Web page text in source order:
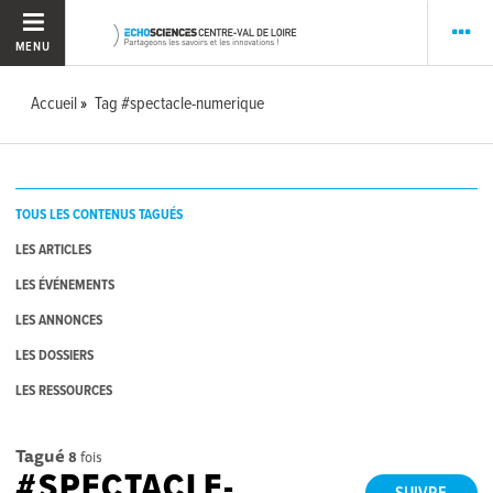
MENU
Accueil Tag #spectacle-numerique
TOUS LES CONTENUS TAGUÉS
LES ARTICLES
LES ÉVÉNEMENTS
LES ANNONCES
LES DOSSIERS
LES RESSOURCES
Tagué 8 fois